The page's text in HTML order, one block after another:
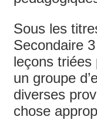
Sous les
Secondaire
leçons triées
un groupe
diverses
chose